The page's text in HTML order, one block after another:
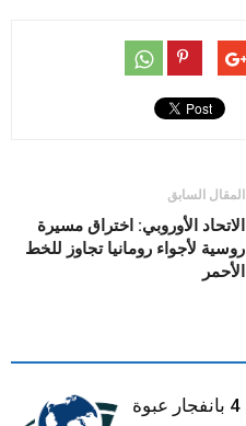
المقال السابق
الاتحاد الأوروبي: اختراق مسيرة
روسية لأجواء رومانيا تجاوز للخط
الأحمر
مقتل جنديين إسرائيليين وإصابة 4 بانفجار عبوة